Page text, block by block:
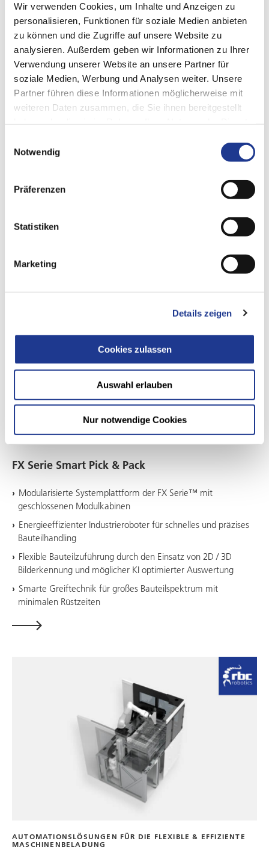
Wir verwenden Cookies, um Inhalte und Anzeigen zu
personalisieren, Funktionen für soziale Medien anbieten
zu können und die Zugriffe auf unsere Website zu
analysieren. Außerdem geben wir Informationen zu Ihrer
Verwendung unserer Website an unsere Partner für
soziale Medien, Werbung und Analysen weiter. Unsere
Partner führen diese Informationen möglicherweise mit
weiteren Daten zusammen, die Sie ihnen bereitgestellt
Notwendig
Präferenzen
Statistiken
Marketing
Details zeigen
Cookies zulassen
Auswahl erlauben
Nur notwendige Cookies
INDIVIDUELLE AUTOMATISIERUNGSLÖSUNGEN
FX Smart Flex
Kundenspezifische Lösungen und freie Anlagengestaltung
Spezialgreifer und Sonderstationen sowie Einsatz sämtliche
Zugeschnittene Steuerungskonzepte und
AUTOMATIONSLÖSUNGEN ZUM EFFIZIENTEN ENTLADEN
FX Serie Smart Pick & Pack
Modularisierte Systemplattform der FX Serie™ mit
geschlossenen Modulkabinen
Energieeffizienter Industrieroboter für schnelles und präzises
Bauteilhandling
Flexible Bauteilzuführung durch den Einsatz von 2D / 3D
Bilderkennung und möglicher KI optimierter Auswertung
Smarte Greiftechnik für großes Bauteilspektrum mit
minimalen Rüstzeiten
AUTOMATIONSLÖSUNGEN FÜR DIE FLEXIBLE & EFFIZIENTE
MASCHINENBELADUNG